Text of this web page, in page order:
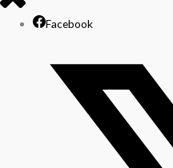
Facebook